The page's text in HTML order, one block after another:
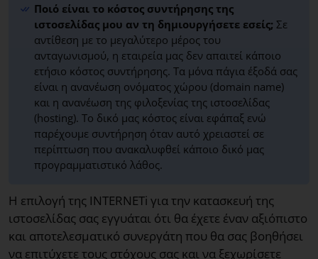
Ποιό είναι το κόστος συντήρησης της
ιστοσελίδας μου αν τη δημιουργήσετε εσείς; Σε
αντίθεση με το μεγαλύτερο μέρος του
ανταγωνισμού, η εταιρεία μας δεν απαιτεί κάποιο
ετήσιο κόστος συντήρησης. Τα μόνα πάγια έξοδά σας
είναι η ανανέωση ονόματος χώρου (domain name)
και η ανανέωση της φιλοξενίας της ιστοσελίδας
(hosting). Το δικό μας κόστος είναι εφάπαξ ενώ
παρέχουμε συντήρηση όταν αυτό χρειαστεί σε
περίπτωση που ανακαλυφθεί κάποιο δικό μας
προγραμματιστικό λάθος.
Η επιλογή της INTERNETi για την κατασκευή της
ιστοσελίδας σας εγγυάται ότι θα έχετε έναν αξιόπιστο
και αποτελεσματικό συνεργάτη που θα σας βοηθήσει
να επιτύχετε τους στόχους σας και να ξεχωρίσετε